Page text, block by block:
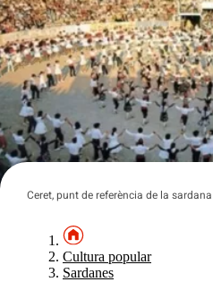
Ceret, punt de referència de la sardana
Cultura popular
Sardanes